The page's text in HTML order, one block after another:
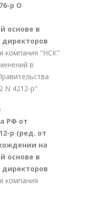
р О
основе в
директоров
компания "НСК"
в
N 4212-р"
РФ от
р (ред. от
на
основе в
директоров
компания